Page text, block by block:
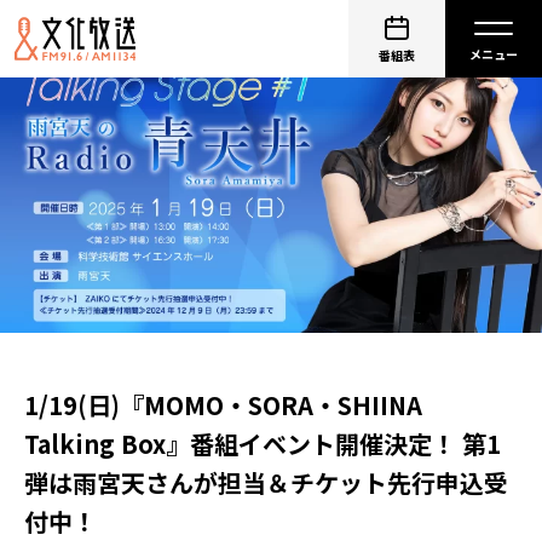
番組表
1/19(日)『MOMO・SORA・SHIINA
Talking Box』番組イベント開催決定！ 第1
弾は雨宮天さんが担当＆チケット先行申込受
付中！